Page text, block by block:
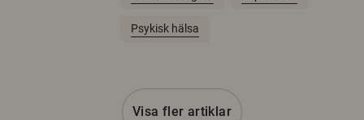
Psykisk hälsa
Visa fler artiklar